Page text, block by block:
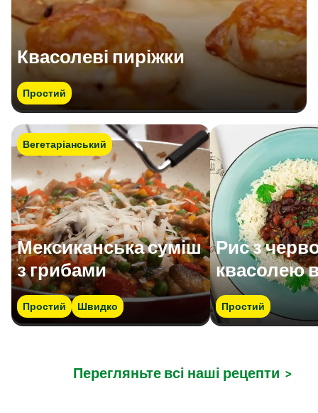
Квасолеві пиріжки
Простий
Вегетаріанський
Мексиканська суміш
з грибами
Простий Швидко
Рис з
квасолею в
Простий
Перегляньте всі наші рецепти >